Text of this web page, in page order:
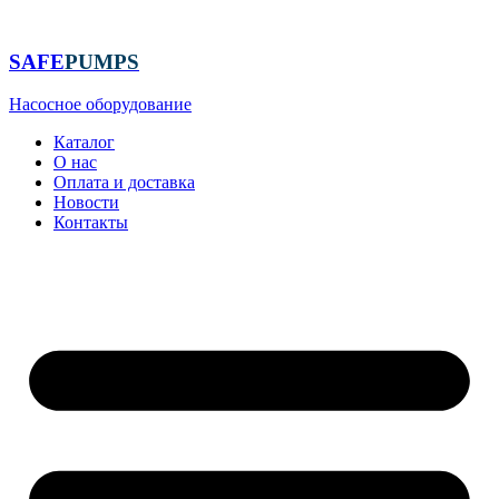
содержимому
SAFEPUMPS
Насосное оборудование
Каталог
О нас
Оплата и доставка
Новости
Контакты